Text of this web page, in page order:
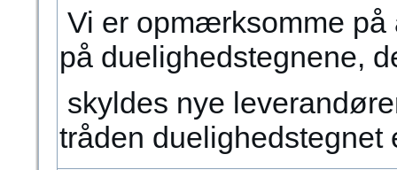
Vi er opmærksomme på
på duelighedstegnene,
skyldes nye
tråden